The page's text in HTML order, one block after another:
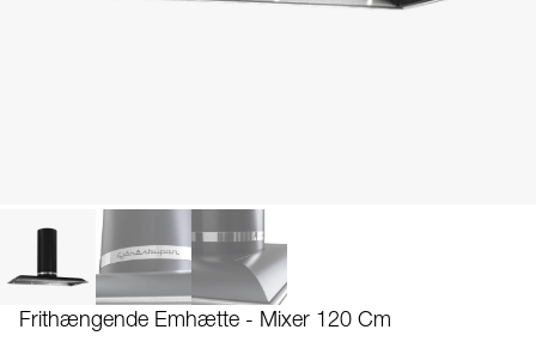
Frithængende Emhætte - Mixer 120 Cm